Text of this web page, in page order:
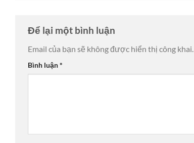
Để lại một bình luận
Email của bạn sẽ không được hiển thị công khai.
Bình luận*